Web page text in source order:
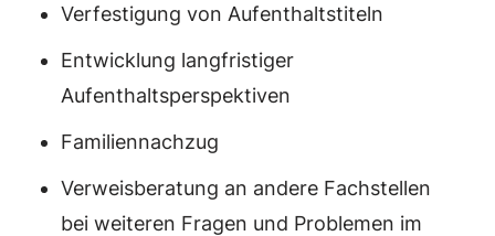
Verfestigung von Aufenthaltstiteln
Entwicklung langfristiger
Aufenthaltsperspektiven
Familiennachzug
Verweisberatung an andere Fachstellen
bei weiteren Fragen und Problemen im